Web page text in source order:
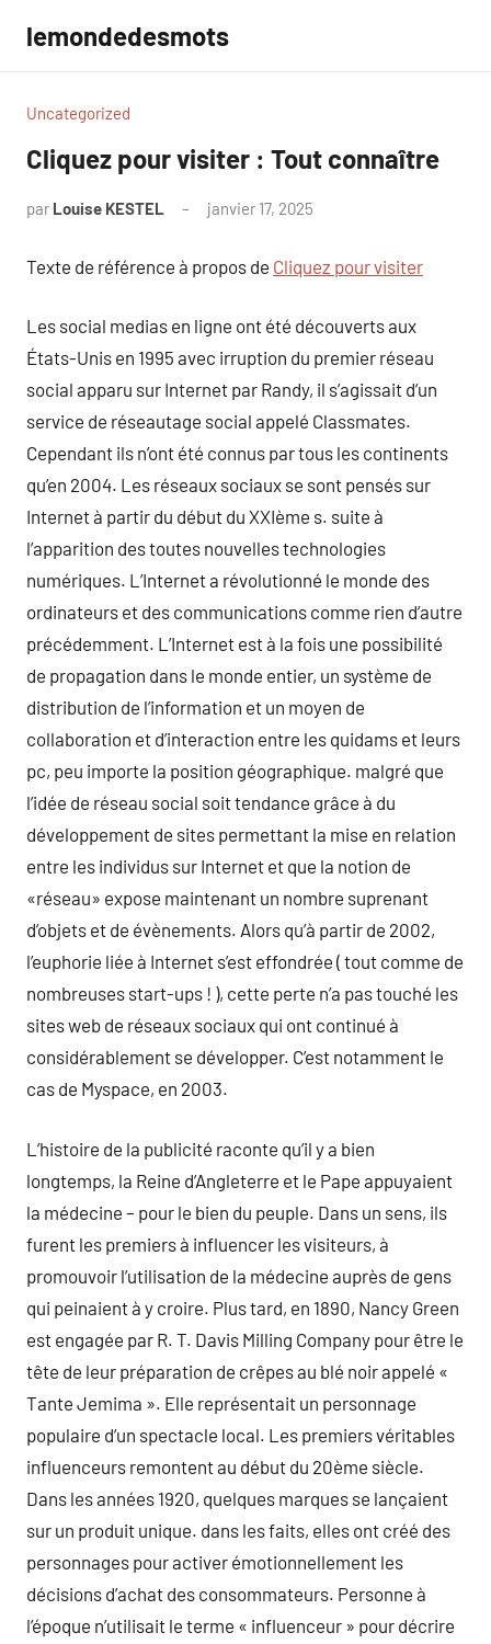
contenu
lemondedesmots
Uncategorized
Cliquez pour visiter : Tout connaître
par Louise KESTEL janvier 17, 2025
Texte de référence à propos de Cliquez pour visiter
Les social medias en ligne ont été découverts aux
États-Unis en 1995 avec irruption du premier réseau
social apparu sur Internet par Randy, il s’agissait d’un
service de réseautage social appelé Classmates.
Cependant ils n’ont été connus par tous les continents
qu’en 2004. Les réseaux sociaux se sont pensés sur
Internet à partir du début du XXIème s. suite à
l’apparition des toutes nouvelles technologies
numériques. L’Internet a révolutionné le monde des
ordinateurs et des communications comme rien d’autre
précédemment. L’Internet est à la fois une possibilité
de propagation dans le monde entier, un système de
distribution de l’information et un moyen de
collaboration et d’interaction entre les quidams et leurs
pc, peu importe la position géographique. malgré que
l’idée de réseau social soit tendance grâce à du
développement de sites permettant la mise en relation
entre les individus sur Internet et que la notion de
«réseau» expose maintenant un nombre suprenant
d’objets et de évènements. Alors qu’à partir de 2002,
l’euphorie liée à Internet s’est effondrée ( tout comme de
nombreuses start-ups ! ), cette perte n’a pas touché les
sites web de réseaux sociaux qui ont continué à
considérablement se développer. C’est notamment le
cas de Myspace, en 2003.
L’histoire de la publicité raconte qu’il y a bien
longtemps, la Reine d’Angleterre et le Pape appuyaient
la médecine – pour le bien du peuple. Dans un sens, ils
furent les premiers à influencer les visiteurs, à
promouvoir l’utilisation de la médecine auprès de gens
qui peinaient à y croire. Plus tard, en 1890, Nancy Green
est engagée par R. T. Davis Milling Company pour être le
tête de leur préparation de crêpes au blé noir appelé «
Tante Jemima ». Elle représentait un personnage
populaire d’un spectacle local. Les premiers véritables
influenceurs remontent au début du 20ème siècle.
Dans les années 1920, quelques marques se lançaient
sur un produit unique. dans les faits, elles ont créé des
personnages pour activer émotionnellement les
décisions d’achat des consommateurs. Personne à
l’époque n’utilisait le terme « influenceur » pour décrire